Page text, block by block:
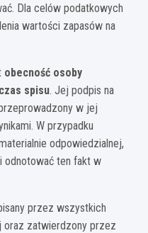
Dla celów podatkowych
wartości zapasów na
obecność osoby
spisu. Jej podpis na
w jej
W przypadku
odpowiedzialnej,
odnotować ten fakt w
przez wszystkich
oraz zatwierdzony przez